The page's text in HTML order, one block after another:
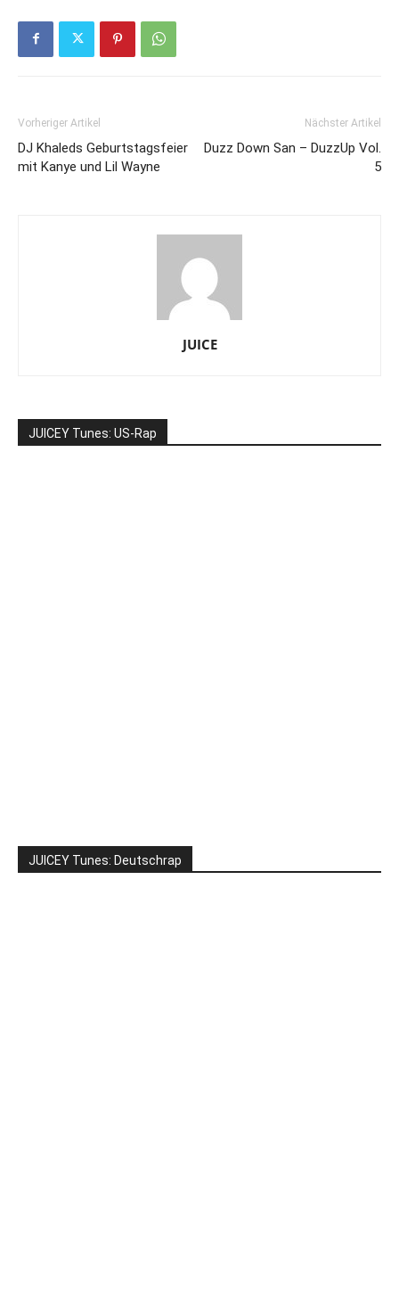
Vorheriger Artikel
DJ Khaleds Geburtstagsfeier
mit Kanye und Lil Wayne
Nächster Artikel
Duzz Down San – DuzzUp Vol.
5
JUICE
JUICEY Tunes: US-Rap
JUICEY Tunes: Deutschrap